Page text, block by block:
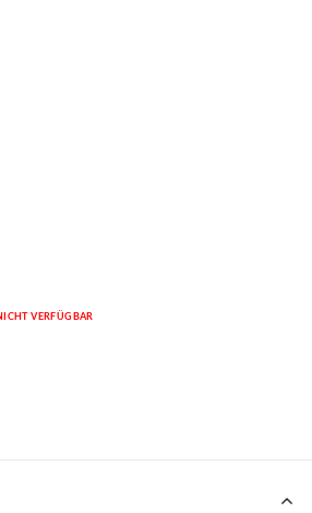
VERFÜGBAR